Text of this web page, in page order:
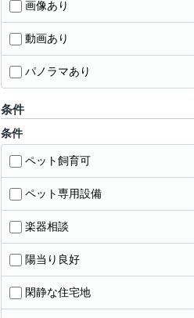
画像あり
動画あり
パノラマあり
条件
条件
ペット飼育可
ペット専用設備
楽器相談
陽当り良好
閑静な住宅地